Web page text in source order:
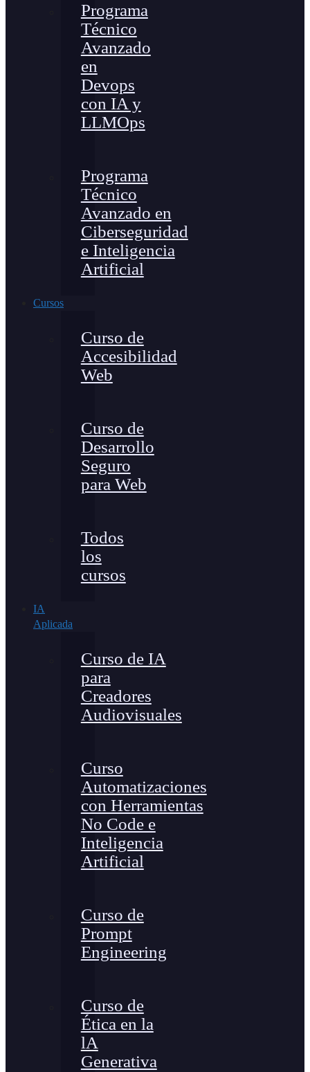
Programa
Técnico
Avanzado
en
Devops
con IA y
LLMOps
Programa
Técnico
Avanzado en
Ciberseguridad
e Inteligencia
Artificial
Cursos
Curso de
Accesibilidad
Web
Curso de
Desarrollo
Seguro
para Web
Todos
los
cursos
IA
Aplicada
Curso de IA
para
Creadores
Audiovisuales
Curso
Automatizaciones
con Herramientas
No Code e
Inteligencia
Artificial
Curso de
Prompt
Engineering
Curso de
Ética en la
lA
Generativa